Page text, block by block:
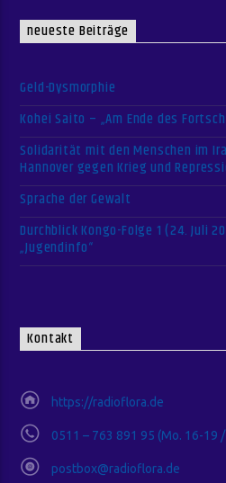
neueste Beiträge
Geld-Dysmorphie
Kohei Saito – „Am Ende des
Solidarität mit den Menschen im
Hannover gegen Krieg und
Sprache der Gewalt
Durchblick Kongo-Folge 1 (24. Juli
„Jugendinfo“
Kontakt
https://radioflora.de
0511 – 763 891 95 (Mo. 16-19
postbox@radioflora.de